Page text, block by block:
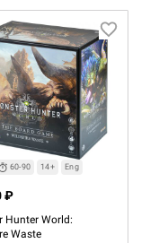
60-90 14+ Eng
Hunter World:
Waste
₽